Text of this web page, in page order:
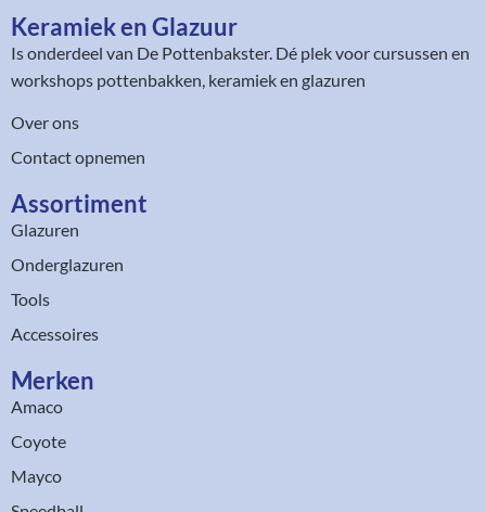
Keramiek en Glazuur​
Is onderdeel van De Pottenbakster. Dé plek voor cursussen en
workshops pottenbakken, keramiek en glazuren
Over ons
Contact opnemen
Assortiment​
Glazuren
Onderglazuren
Tools
Accessoires
Merken
Amaco
Coyote
Mayco